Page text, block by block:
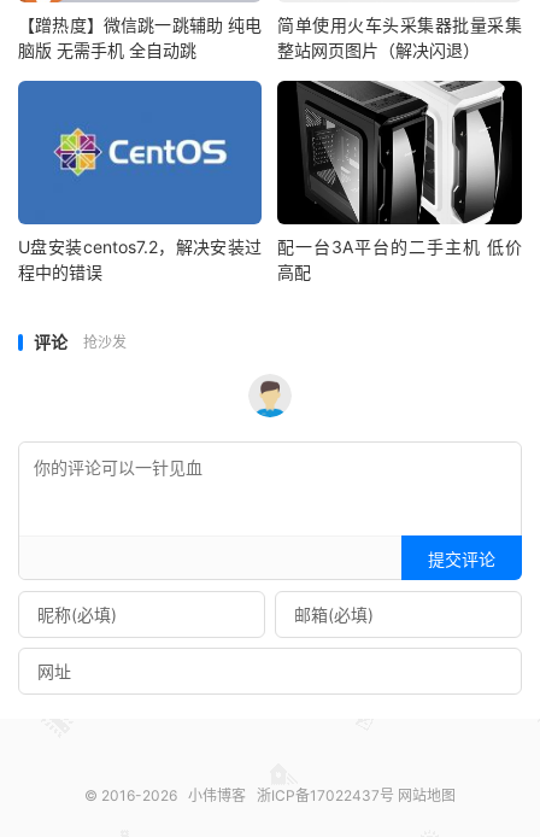
【蹭热度】微信跳一跳辅助 纯电
脑版 无需手机 全自动跳
简单使用火车头采集器批量采集
整站网页图片（解决闪退）
U盘安装centos7.2，解决安装过
程中的错误
配一台3A平台的二手主机 低价
高配
评论 抢沙发
提交评论
© 2016-2026 小伟博客 浙ICP备17022437号 网站地图